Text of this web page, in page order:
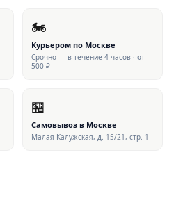
🏍
Курьером по Москве
Срочно — в течение 4 часов · от
500 ₽
🏪
Самовывоз в Москве
Малая Калужская, д. 15/21, стр. 1